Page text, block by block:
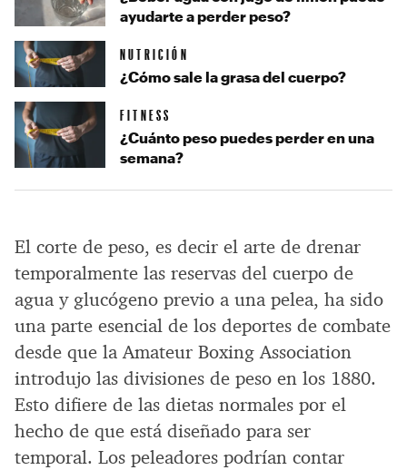
El corte de peso, es decir el arte de drenar
temporalmente las reservas del cuerpo de
agua y glucógeno previo a una pelea, ha sido
una parte esencial de los deportes de combate
desde que la Amateur Boxing Association
introdujo las divisiones de peso en los 1880.
Esto difiere de las dietas normales por el
hecho de que está diseñado para ser
temporal. Los peleadores podrían contar
ayudarte a perder peso?
NUTRICIÓN
¿Cómo sale la grasa del cuerpo?
FITNESS
¿Cuánto peso puedes perder en una
semana?